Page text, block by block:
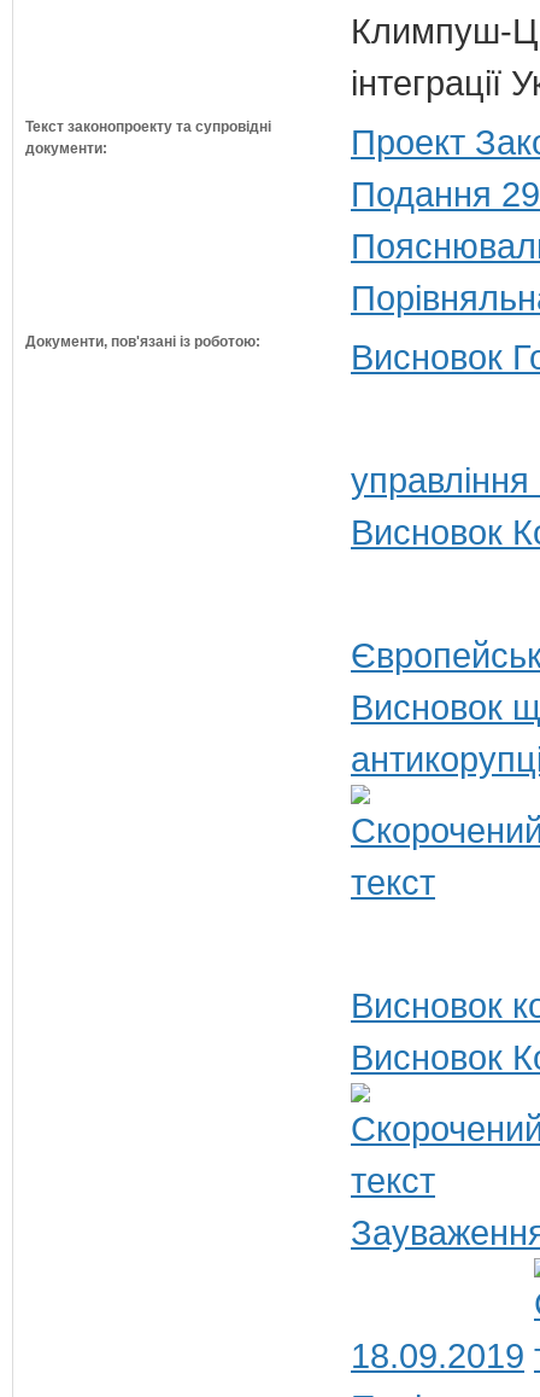
Климпуш-
Текст законопроекту та супровідні
документи:
Проект
Подання
Документи, пов'язані із роботою: Висновок
Висновок
Висновок
Висновок
Висновок
18.09.2019